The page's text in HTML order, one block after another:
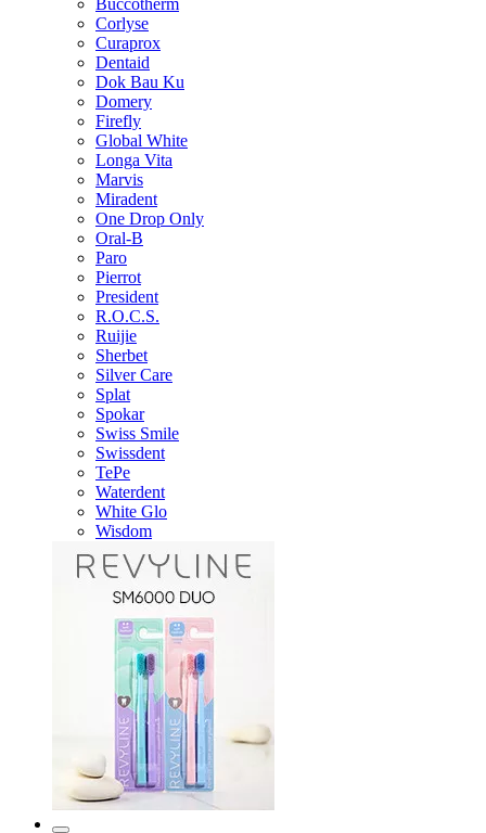
Buccotherm
Corlyse
Curaprox
Dentaid
Dok Bau Ku
Domery
Firefly
Global White
Longa Vita
Marvis
Miradent
One Drop Only
Oral-B
Paro
Pierrot
President
R.O.C.S.
Ruijie
Sherbet
Silver Care
Splat
Spokar
Swiss Smile
Swissdent
TePe
Waterdent
White Glo
Wisdom